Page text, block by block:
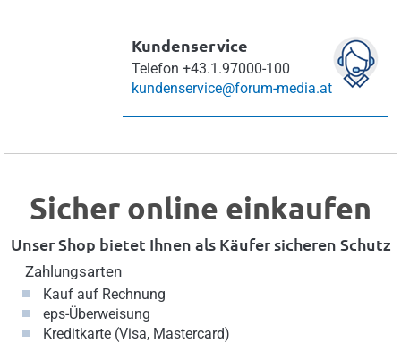
Kundenservice
Telefon +43.1.97000-100
kundenservice@forum-media.at
Sicher online einkaufen
Unser Shop bietet Ihnen als Käufer sicheren Schutz
Zahlungsarten
Kauf auf Rechnung
eps-Überweisung
Kreditkarte (Visa, Mastercard)